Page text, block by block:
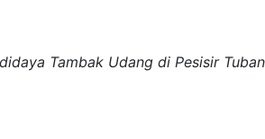
Tambak Udang di Pesisir